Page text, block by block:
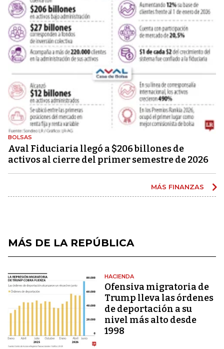
BOLSAS
Aval Fiduciaria llegó a $206 billones de
activos al cierre del primer semestre de 2026
MÁS FINANZAS
MÁS DE LA REPÚBLICA
HACIENDA
Ofensiva migratoria de
Trump lleva las órdenes
de deportación a su
nivel más alto desde
1998